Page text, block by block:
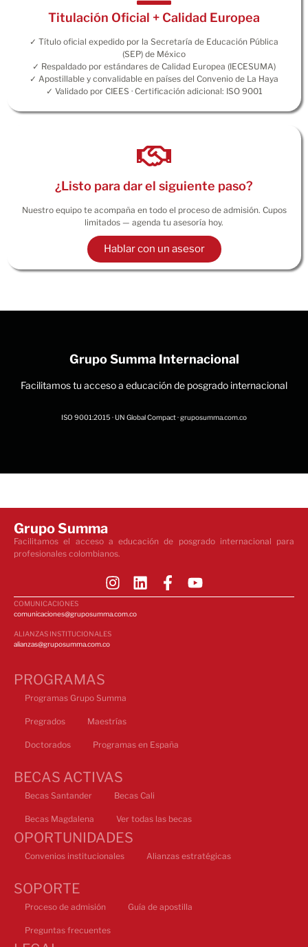
Titulación Oficial + Calidad Europea
✓ Título oficial expedido por la Secretaría de Educación Pública
(SEP) de México
✓ Respaldado por estándares de Calidad Europea (IECESUMA)
✓ Apostillable y convalidable en países del Convenio de La Haya
✓ Validado por CIEES · Certificación adicional: ISO 9001
¿Listo para dar el siguiente paso?
Nuestro equipo te acompaña en todo el proceso de admisión. Cupos
limitados — agenda tu asesoría hoy.
Hablar con un asesor
Grupo Summa Internacional
Facilitamos tu acceso a educación de posgrado internacional
ISO 9001:2015 · UN Global Compact · gruposumma.com.co
Grupo Summa
Facilitamos el acceso a educación de posgrado internacional para
profesionales colombianos.
COMUNICACIONES
comunicaciones@gruposumma.com.co
ALIANZAS INSTITUCIONALES
alianzas@gruposumma.com.co
PROGRAMAS
Programas Grupo Summa
Pregrados Maestrías
Doctorados Programas en España
BECAS ACTIVAS
Becas Santander Becas Cali
Becas Magdalena Ver todas las becas
OPORTUNIDADES
Convenios institucionales Alianzas estratégicas
SOPORTE
Proceso de admisión Guía de apostilla
Preguntas frecuentes